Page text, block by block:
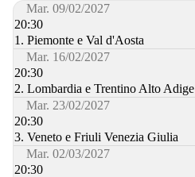
Mar. 09/02/2027
20:30
1. Piemonte e Val d'Aosta
Mar. 16/02/2027
20:30
2. Lombardia e Trentino Alto Adige
Mar. 23/02/2027
20:30
3. Veneto e Friuli Venezia Giulia
Mar. 02/03/2027
20:30